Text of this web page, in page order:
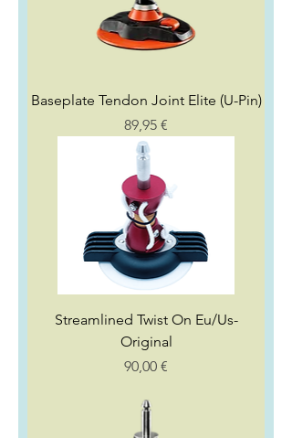
Baseplate Tendon Joint Elite (U-Pin)
Preço
89,95 €
Streamlined Twist On Eu/Us-
Original
Preço
90,00 €